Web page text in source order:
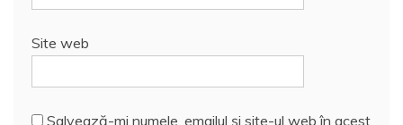
Site web
Salvează-mi numele, emailul și site-ul web în acest